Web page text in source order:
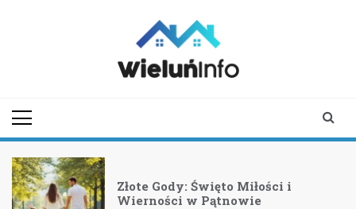
Złote Gody: Święto Miłości i
Wierności w Pątnowie